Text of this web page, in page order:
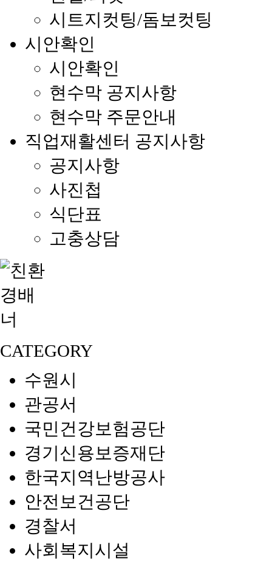
시트지컷팅/돔보컷팅
시안확인
시안확인
현수막 공지사항
현수막 주문안내
직업재활센터 공지사항
공지사항
사진첩
식단표
고충상담
CATEGORY
수원시
관공서
국민건강보험공단
경기신용보증재단
한국지역난방공사
안전보건공단
경찰서
사회복지시설